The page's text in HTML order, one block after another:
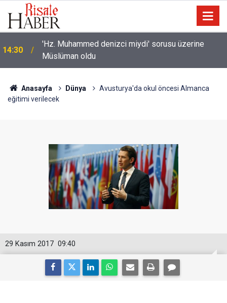
14:30
'Hz. Muhammed denizci miydi' sorusu üzerine
Müslüman oldu
Anasayfa Dünya
Avusturya'da okul öncesi Almanca
eğitimi verilecek
09:40
29 Kasım 2017